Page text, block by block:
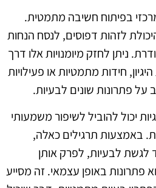
בפיתוח חשיבה מתמטית.
לזהות דפוסים, לנסח הנחות
ניתן לחזק מיומנויות אלו דרך
חידות מתמטיות או פעילויות
פתרונות שונים לבעיות.
יכול להוביל לשיפור משמעותי
באמצעות תרגילים כאלה,
לגשת לבעיות, לפרק אותן
פתרונות באופן עצמאי. זה מסייע